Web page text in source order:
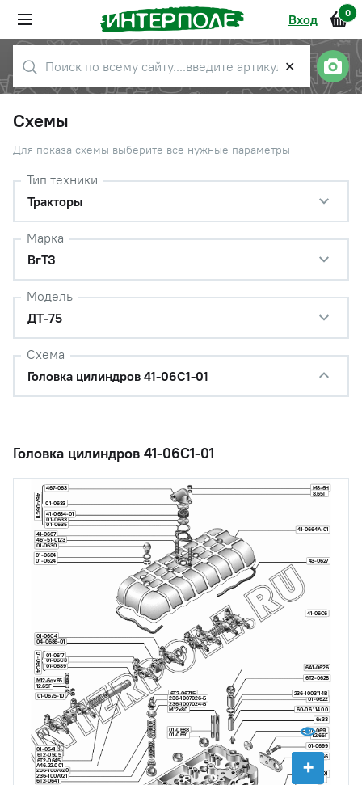
Вход 0
✕
Схемы
Для показа схемы выберите все нужные параметры
Тип техники
Тракторы
Марка
ВгТЗ
Модель
ДТ-75
Схема
Головка цилиндров 41-06С1-01
Головка цилиндров 41-06С1-01
+
41-0664А-01
01-0541
01-0622
01-0624
01-0630
01-0635
01-0675-10
01-0680-01
01-0684
01-0688
01-0689
01-0691
01-0691
01-0633
01-0633
01-06С3
01-06С4
01-06С4
01М-0666
04-0686-01
6А1-0626
6Т2-0505
6Т2-0628
6Т2-0641
6Т2-0645
6Т2-0671Б
41-0634-01
01-0617
41-0667
41-06С6
43-0627
60-06.114.00
236-1003114В
236-1007021
236-1007020
236-1007024-В
236-1007026-Б
01-0699
461-51-0123
467-063
467-06С11
А46.22.001
М12-6gх65
М12х80
М8-6Н
8.65Г
12.65Г
12.65Г
6х33